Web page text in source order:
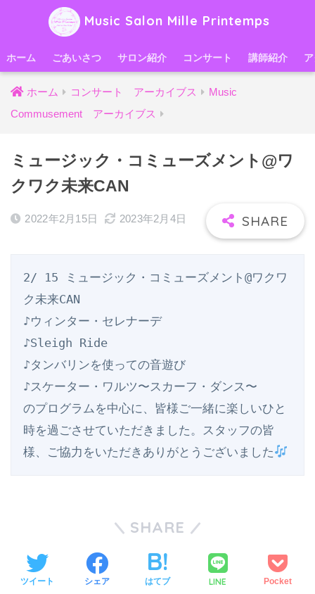
Music Salon Mille Printemps
ホーム ごあいさつ サロン紹介 コンサート 講師紹介
ホーム コンサート アーカイブス
Music
Commusement アーカイブス
ミュージック・コミューズメント@ワ
クワク未来CAN
2022年2月15日 2023年2月4日
2/ 15 ミュージック・コミューズメント@ワクワ
ク未来CAN
♪ウィンター・セレナーデ
♪Sleigh Ride
♪タンバリンを使っての音遊び
♪スケーター・ワルツ〜スカーフ・ダンス〜
のプログラムを中心に、皆様ご一緒に楽しいひと
時を過ごさせていただきました。スタッフの皆
様、ご協力をいただきありがとうございました
SHARE
ツイート シェア はてブ LINE Pocket